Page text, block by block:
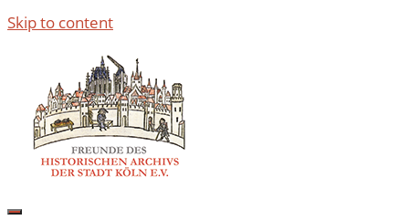
Skip to content